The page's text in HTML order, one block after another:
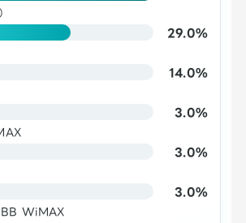
29.0%
14.0%
3.0%
3.0%
3.0%
WiMAX